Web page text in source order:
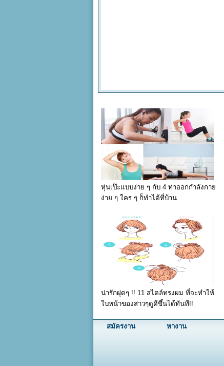
หุ่นเป๊ะแบบง่าย ๆ กับ 4 ท่าออกกำลังกาย
ง่าย ๆ ใคร ๆ ก็ทำได้ที่บ้าน
น่ารักฝุดๆ !! 11 สไตล์ทรงผม ที่จะทำให้
ใบหน้าของสาวๆดูดีขึ้นได้ทันที!!
สมัครงาน หางาน